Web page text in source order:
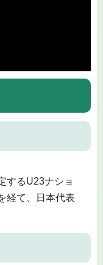
するU23ナショ
経て、日本代表